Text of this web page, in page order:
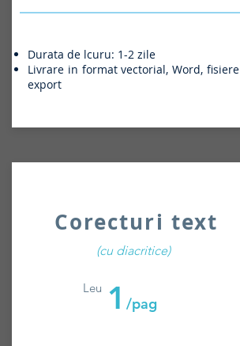
Durata de lcuru: 1-2 zile
Livrare in format vectorial, Word, fisiere
export
Corecturi text
(cu diacritice)
Leu 1 /pag